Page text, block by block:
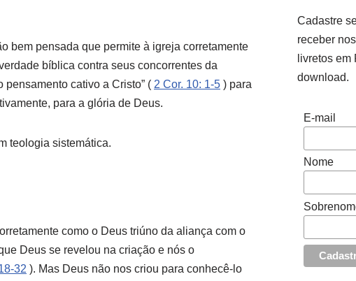
bem pensada que permite à igreja corretamente
bíblica contra seus concorrentes da
pensamento cativo a Cristo” ( 2 Cor. 10: 1-5 ) para
para a glória de Deus.
teologia sistemática.
como o Deus triúno da aliança com o
Deus se revelou na criação e nós o
32 ). Mas Deus não nos criou para conhecê-lo
Cadastre
receber
livretos
download.
E-mail
Nome